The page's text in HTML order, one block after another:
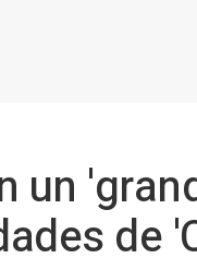
un
de